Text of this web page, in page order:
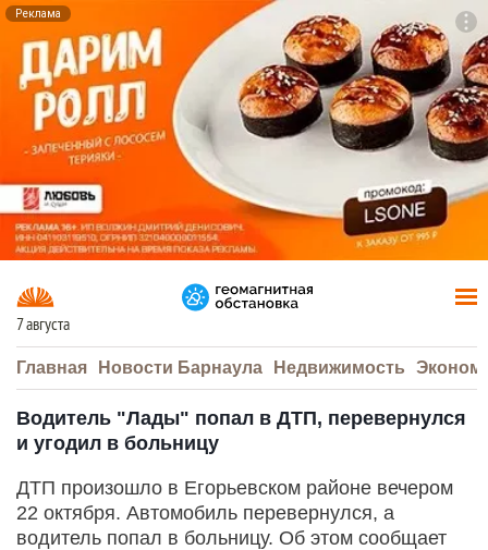
Реклама
7 августа
Главная Новости Барнаула Недвижимость
Водитель "Лады" попал в ДТП, перевернулся
и угодил в больницу
ДТП произошло в Егорьевском районе вечером
22 октября. Автомобиль перевернулся, а
водитель попал в больницу. Об этом сообщает